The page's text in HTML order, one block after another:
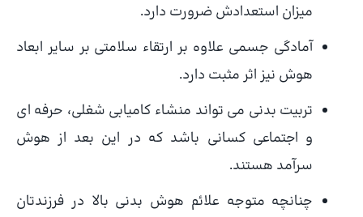
میزان استعدادش ضرورت دارد.
آمادگی جسمی علاوه بر ارتقاء سلامتی بر سایر ابعاد
هوش نیز اثر مثبت دارد.
تربیت بدنی می تواند منشاء کامیابی شغلی، حرفه ای
و اجتماعی کسانی باشد که در این بعد از هوش
سرآمد هستند.
چنانچه متوجه علائم هوش بدنی بالا در فرزندتان